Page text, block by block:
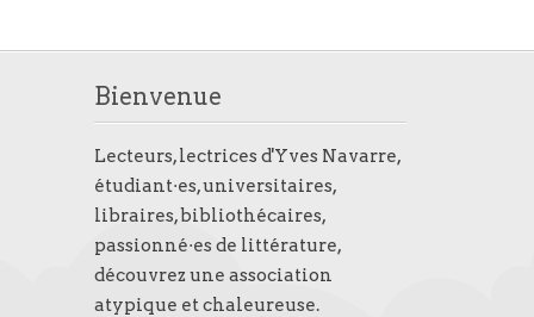
Bienvenue
Lecteurs, lectrices d'Yves Navarre,
étudiant·es, universitaires,
libraires, bibliothécaires,
passionné·es de littérature,
découvrez une association
atypique et chaleureuse.